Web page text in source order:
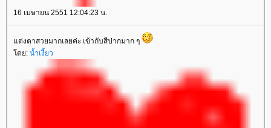
16 เมษายน 2551 12:04:23 น.
ต่งตาสวยมากเลยค่ะ เข้ากับสีปากมาก ๆ
ดย: น้ำเงี้ยว